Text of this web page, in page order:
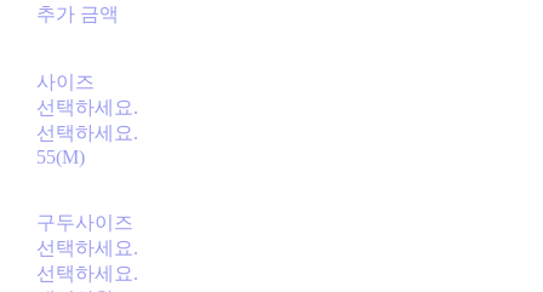
추가 금액
사이즈
선택하세요.
선택하세요.
55(M)
구두사이즈
선택하세요.
선택하세요.